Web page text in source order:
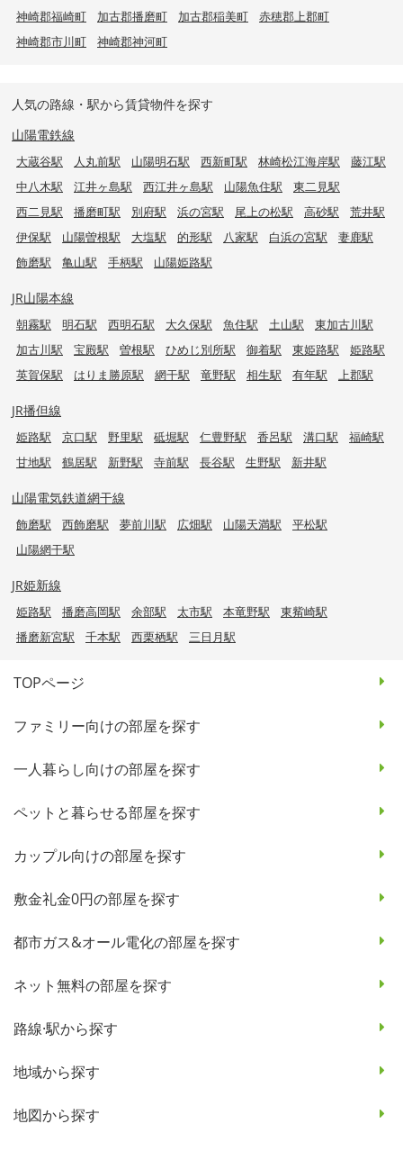
神崎郡福崎町
加古郡播磨町 加古郡稲美町
赤穂郡上郡町
神崎郡市川町
神崎郡神河町
人気の路線・駅から賃貸物件を探す
山陽電鉄線
大蔵谷駅 人丸前駅 山陽明石駅 西新町駅 林崎松江海岸駅
藤江駅
中八木駅
江井ヶ島駅 西江井ヶ島駅 山陽魚住駅
東二見駅
西二見駅
播磨町駅 別府駅 浜の宮駅 尾上の松駅 高砂駅
荒井駅
伊保駅
山陽曽根駅 大塩駅 的形駅 八家駅 白浜の宮駅
妻鹿駅
飾磨駅
亀山駅 手柄駅 山陽姫路駅
JR山陽本線
朝霧駅 明石駅 西明石駅 大久保駅 魚住駅 土山駅
東加古川駅
加古川駅
宝殿駅 曽根駅 ひめじ別所駅 御着駅 東姫路駅
姫路駅
英賀保駅
はりま勝原駅 網干駅 竜野駅 相生駅 有年駅 上郡駅
JR播但線
姫路駅 京口駅 野里駅 砥堀駅 仁豊野駅 香呂駅 溝口駅
福崎駅
甘地駅
鶴居駅 新野駅 寺前駅 長谷駅 生野駅 新井駅
山陽電気鉄道網干線
飾磨駅 西飾磨駅 夢前川駅 広畑駅 山陽天満駅
平松駅
山陽網干駅
JR姫新線
姫路駅 播磨高岡駅 余部駅 太市駅 本竜野駅
東觜崎駅
播磨新宮駅
千本駅 西栗栖駅 三日月駅
TOPページ
ファミリー向けの部屋を探す
一人暮らし向けの部屋を探す
ペットと暮らせる部屋を探す
カップル向けの部屋を探す
敷金礼金0円の部屋を探す
都市ガス&オール電化の部屋を探す
ネット無料の部屋を探す
路線·駅から探す
地域から探す
地図から探す